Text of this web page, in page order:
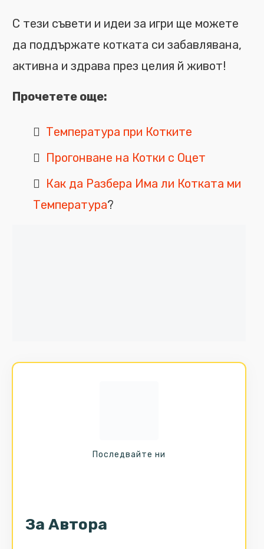
С тези съвети и идеи за игри ще можете
да поддържате котката си забавлявана,
активна и здрава през целия й живот!
Прочетете още:
Температура при Котките
Прогонване на Котки с Оцет
Как да Разбера Има ли Котката ми
Температура?
За Автора
Последвайте ни